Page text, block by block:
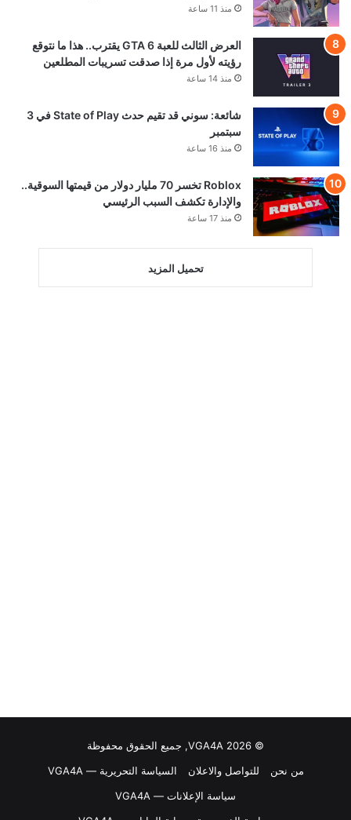
منذ 11 ساعة
العرض الثالث للعبة GTA 6 يقترب.. هذا ما نتوقع
رؤيته لأول مرة إذا صدقت تسريبات المطلعين
منذ 14 ساعة
شائعة: سوني قد تقيم حدث State of Play في 3
سبتمبر
منذ 16 ساعة
Roblox تخسر 70 مليار دولار من قيمتها السوقية..
والإدارة تكشف السبب الرئيسي
منذ 17 ساعة
تحميل المزيد
© VGA4A 2026, جميع الحقوق محفوظة
من نحن
للتواصل والاعلان
السياسة التحريرية — VGA4A
سياسة الإعلانات — VGA4A